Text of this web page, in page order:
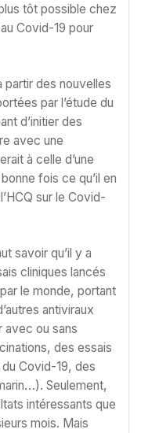
tôt possible chez
Covid-19 pour
des nouvelles
par l’étude du
d’initier des
avec une
à celle d’une
fois ce qu’il en
sur le Covid-
savoir qu’il y a
cliniques lancés
le monde, portant
antiviraux
avec ou sans
des essais
Covid-19, des
Seulement,
intéressants que
mois. Mais